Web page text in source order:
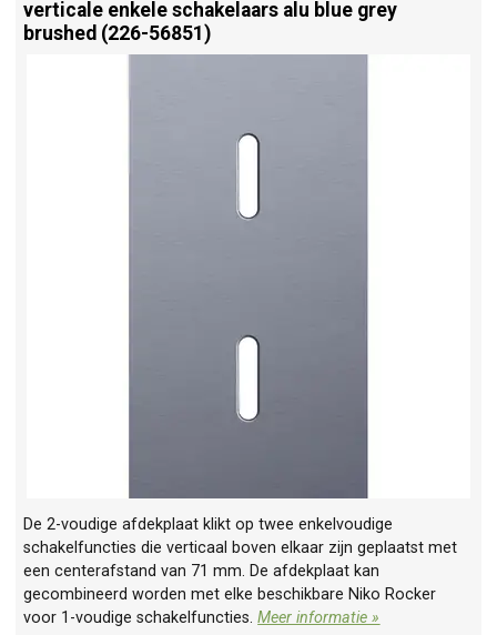
verticale enkele schakelaars alu blue grey
brushed (226-56851)
De 2-voudige afdekplaat klikt op twee enkelvoudige
schakelfuncties die verticaal boven elkaar zijn geplaatst met
een centerafstand van 71 mm. De afdekplaat kan
gecombineerd worden met elke beschikbare Niko Rocker
voor 1-voudige schakelfuncties.Meer informatie »